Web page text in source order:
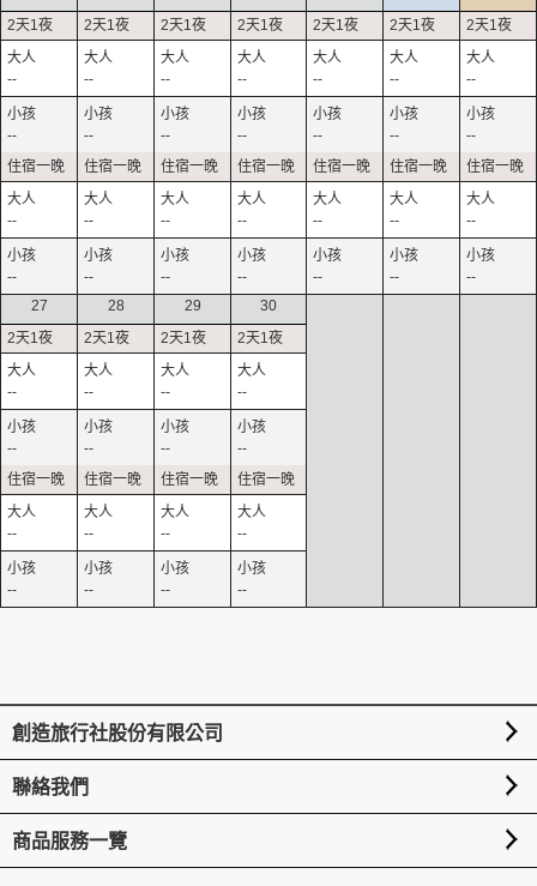
--
--
--
--
--
--
--
--
--
--
--
--
--
--
--
--
--
--
--
--
--
--
--
--
--
--
--
--
27
--
--
--
--
28
--
--
--
--
29
--
--
--
--
30
--
--
--
--
創造旅行社股份有限公司
聯絡我們
商品服務一覽